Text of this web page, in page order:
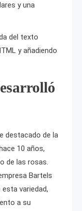
y una
del texto
y añadiendo
destacado de la
10 años,
de las rosas.
Bartels
variedad,
a su